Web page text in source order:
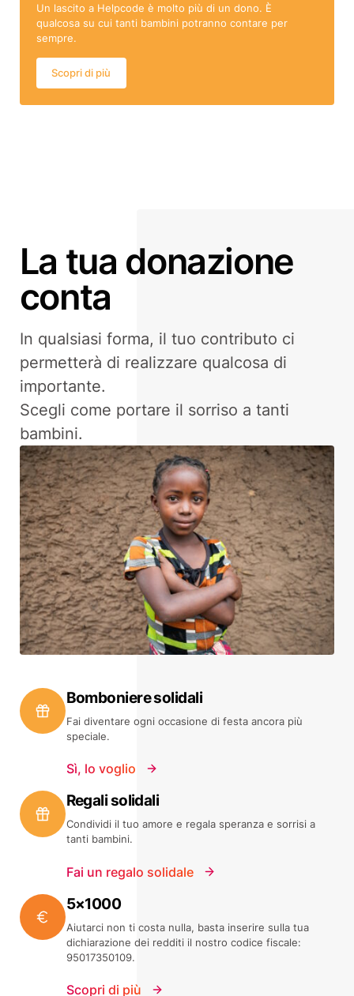
Un lascito a Helpcode è molto più di un dono. È
qualcosa su cui tanti bambini potranno contare per
sempre.
Scopri di più
La tua donazione
conta
In qualsiasi forma, il tuo contributo ci
permetterà di realizzare qualcosa di
importante.
Scegli come portare il sorriso a tanti
bambini.
Bomboniere solidali
Fai diventare ogni occasione di festa ancora più
speciale.
Sì, lo voglio
Regali solidali
Condividi il tuo amore e regala speranza e sorrisi a
tanti bambini.
Fai un regalo solidale
5×1000
Aiutarci non ti costa nulla, basta inserire sulla tua
dichiarazione dei redditi il nostro codice fiscale:
95017350109.
Scopri di più